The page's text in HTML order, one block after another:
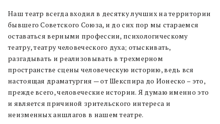
Наш театр всегда входил в десятку лучших на территории
бывшего Советского Союза, и до сих пор мы стараемся
оставаться верными профессии, психологическому
театру, театру человеческого духа; отыскивать,
разгадывать и реализовывать в трехмерном
пространстве сцены человеческую историю, ведь вся
настоящая драматургия — от Шекспира до Ионеско – это,
прежде всего, человеческие истории. Я думаю именно это
и является причиной зрительского интереса и
неизменных аншлагов в нашем театре.